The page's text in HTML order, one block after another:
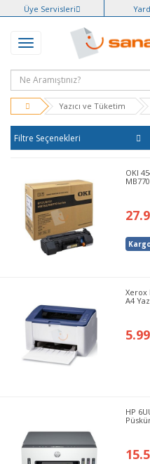
Üye Servisleri
Yazıcı ve Tüketim
Filtre Seçenekleri
OKI
MB770
Xerox
A4
HP